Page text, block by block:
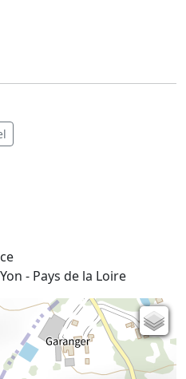
- Pays de la Loire
Carte de l'état-major (1820-1866)
Parcellaire cadastral
Plan IGN